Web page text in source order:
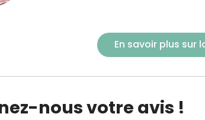
En savoir plus sur
nous votre avis !